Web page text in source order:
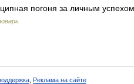
погоня за личным успехом
Реклама на сайте